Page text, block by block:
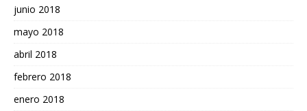
junio 2018
mayo 2018
abril 2018
febrero 2018
enero 2018